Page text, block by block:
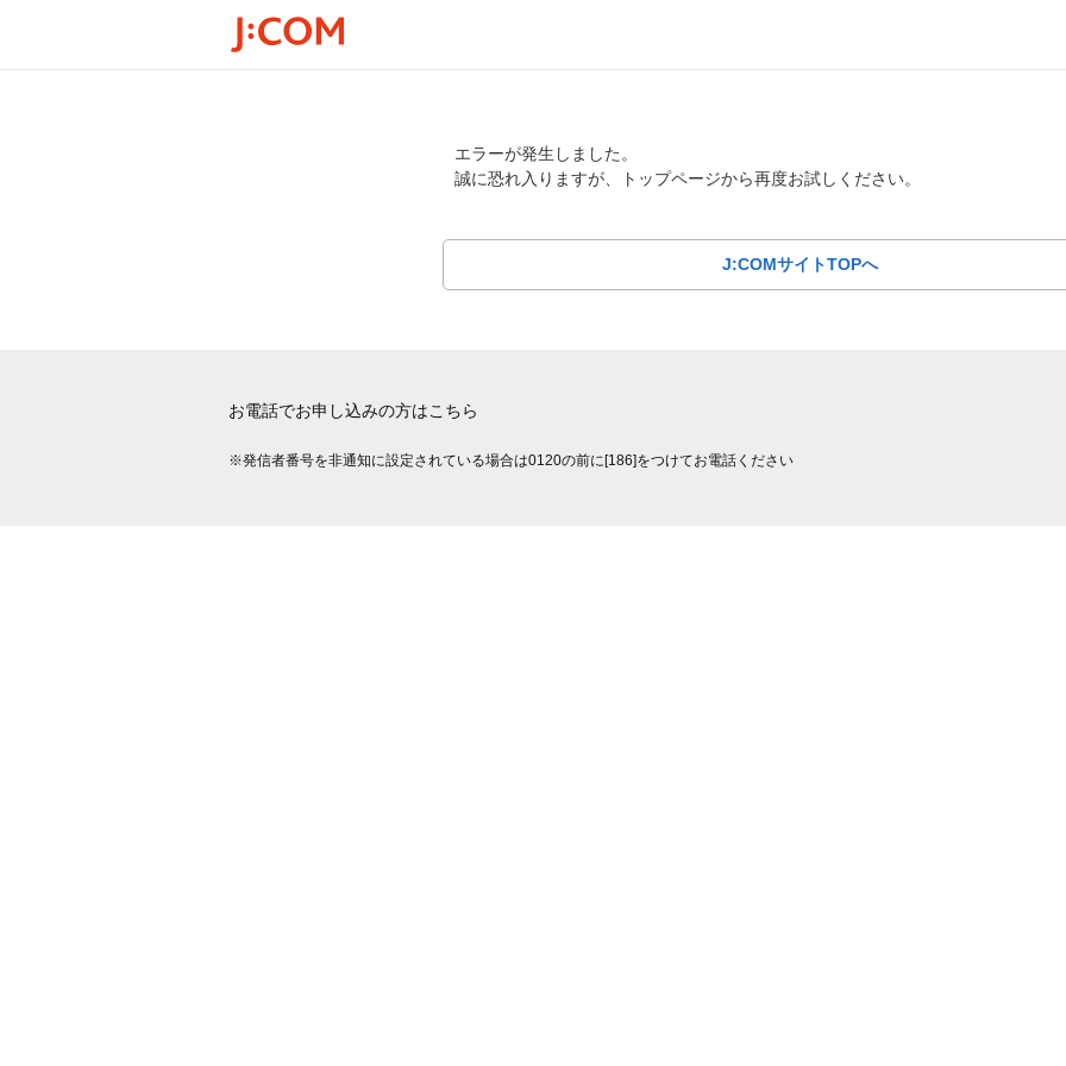
エラーが発生しました。
誠に恐れ入りますが、トップページから再度お試しください。
J:COMサイトTOPへ
お電話でお申し込みの方はこちら
※発信者番号を非通知に設定されている場合は0120の前に[186]をつけてお電話ください